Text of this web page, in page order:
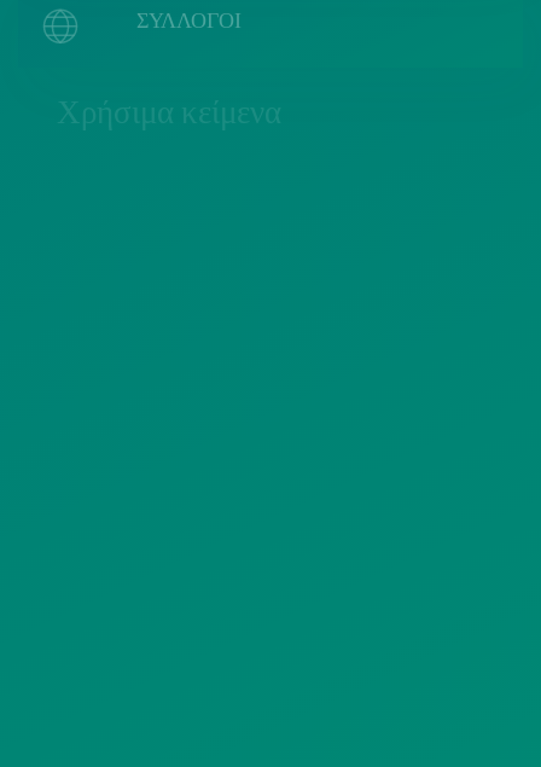
ΣΥΛΛΟΓΟΙ
Χρήσιμα κείμενα